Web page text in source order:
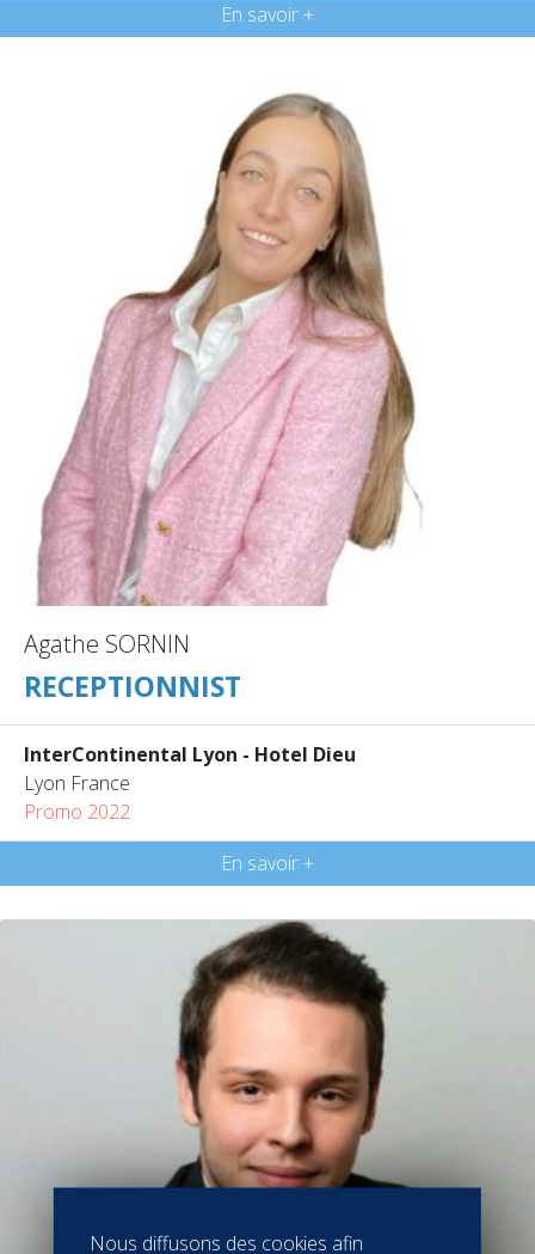
En savoir +
Agathe SORNIN
RECEPTIONNIST
InterContinental Lyon - Hotel Dieu
Lyon France
Promo 2022
En savoir +
Nous diffusons des cookies afin